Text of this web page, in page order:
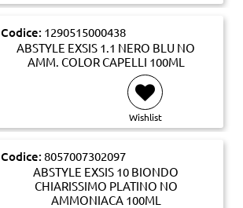
Codice: 1290515000438
ABSTYLE EXSIS 1.1 NERO BLU NO
AMM. COLOR CAPELLI 100ML
Wishlist
Codice: 8057007302097
ABSTYLE EXSIS 10 BIONDO
CHIARISSIMO PLATINO NO
AMMONIACA 100ML